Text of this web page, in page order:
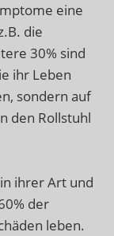
eine
die
30% sind
ihr Leben
sondern auf
den Rollstuhl
ihrer Art und
der
leben.